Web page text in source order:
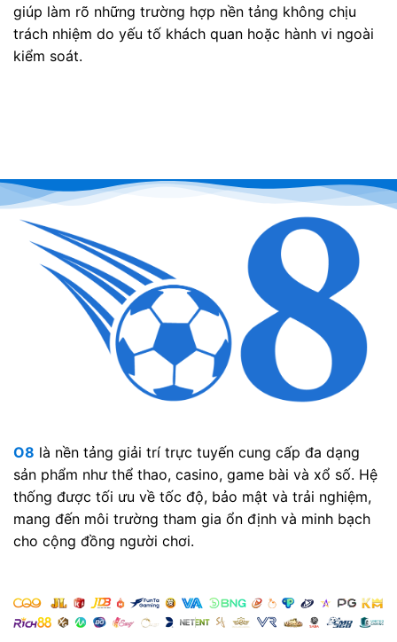
giúp làm rõ những trường hợp nền tảng không chịu
trách nhiệm do yếu tố khách quan hoặc hành vi ngoài
kiểm soát.
O8 là nền tảng giải trí trực tuyến cung cấp đa dạng
sản phẩm như thể thao, casino, game bài và xổ số. Hệ
thống được tối ưu về tốc độ, bảo mật và trải nghiệm,
mang đến môi trường tham gia ổn định và minh bạch
cho cộng đồng người chơi.